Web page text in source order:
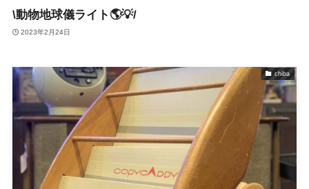
\動物地球儀ライト🌎💡/
2023年2月24日
chiba